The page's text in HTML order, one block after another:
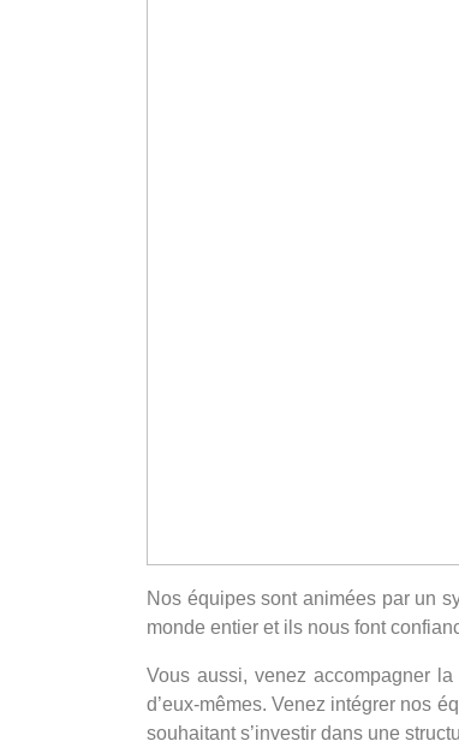
Nos équipes sont animées par un
monde entier et ils nous font
Vous aussi, venez accompagner
d’eux-mêmes. Venez intégrer nos
souhaitant s’investir dans une